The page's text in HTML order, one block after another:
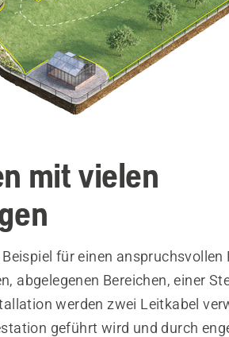
mit vielen
für einen anspruchsvollen
abgelegenen Bereichen, einer
werden zwei Leitkabel
geführt wird und durch